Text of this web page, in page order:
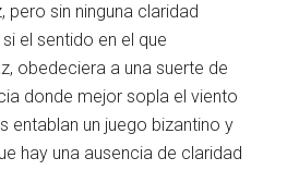
sin ninguna claridad
el sentido en el que
obedeciera a una suerte de
donde mejor sopla el viento
entablan un juego bizantino y
hay una ausencia de claridad